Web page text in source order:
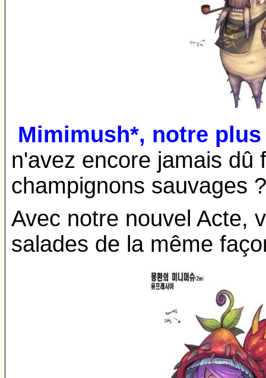
Mimimush*, notre
n'avez encore jamais dû
champignons sauvages ?
Avec notre nouvel Acte,
salades de la même